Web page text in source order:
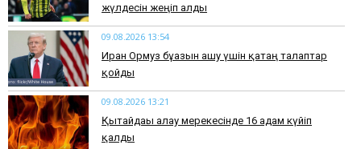
жүлдесін жеңіп алды
09.08.2026 13:54
Иран Ормуз бұғазын ашу үшін қатаң талаптар
қойды
09.08.2026 13:21
Қытайдағы алау мерекесінде 16 адам күйіп
қалды